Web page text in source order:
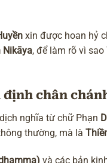
xin được hoan hỷ
Nikāya, để làm rõ vì
chân
nghĩa từ chữ Phạn
thường, mà là
và các bản